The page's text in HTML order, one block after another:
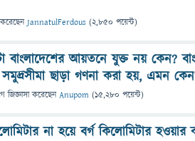
করেছেনJannatulFerdous (2,850 পয়েন্ট)
বাংলাদেশের আয়তনে যুক্ত নয় কেন?
ছাড়া গণনা করা হয়, এমন
জিজ্ঞাসাকরেছেনAnupom (15,280 পয়েন্ট)
না হয়ে বর্গ কিলোমিটার হওয়ার